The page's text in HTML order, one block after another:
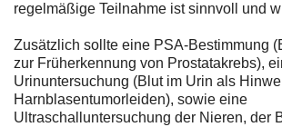
regelmäßige Teilnahme ist sinnvoll und
Zusätzlich sollte eine PSA-Bestimmung
zur Früherkennung von Prostatakrebs),
Urinuntersuchung (Blut im Urin als
Harnblasentumorleiden), sowie eine
Ultraschalluntersuchung der Nieren, der